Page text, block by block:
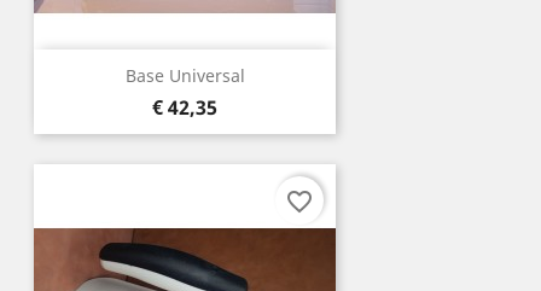
Base Universal
Prijs
€ 42,35
favorite_border